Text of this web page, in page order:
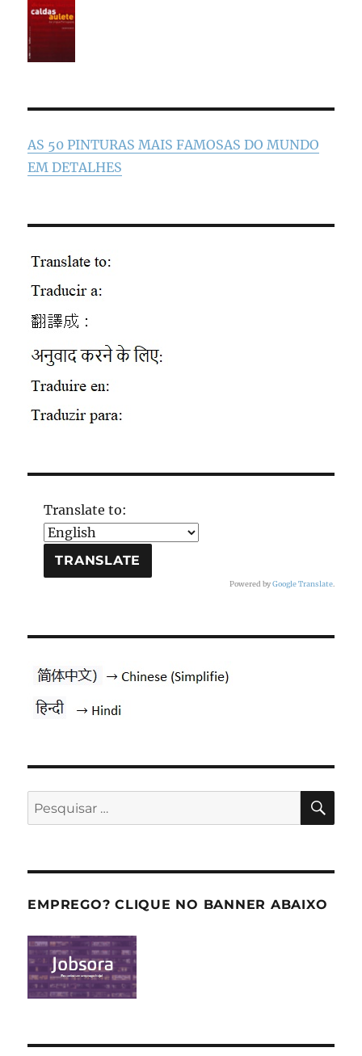
AS 50 PINTURAS MAIS FAMOSAS DO MUNDO
EM DETALHES
Translate to:
Powered byGoogle Translate.
Pesquisar
por:
EMPREGO? CLIQUE NO BANNER ABAIXO